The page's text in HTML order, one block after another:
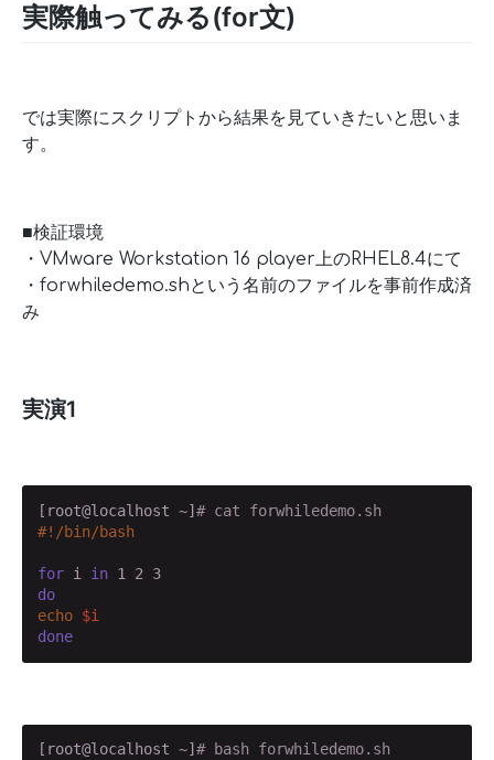
実際触ってみる(for文)
では実際にスクリプトから結果を見ていきたいと思いま
す。
■検証環境
・VMware Workstation 16 player上のRHEL8.4にて
・forwhiledemo.shという名前のファイルを事前作成済
み
実演1
[root@localhost ~] # cat forwhiledemo.sh
#!/bin/bash
for i in
1 2 3
do
echo $i
done
[root@localhost ~] # bash forwhiledemo.sh